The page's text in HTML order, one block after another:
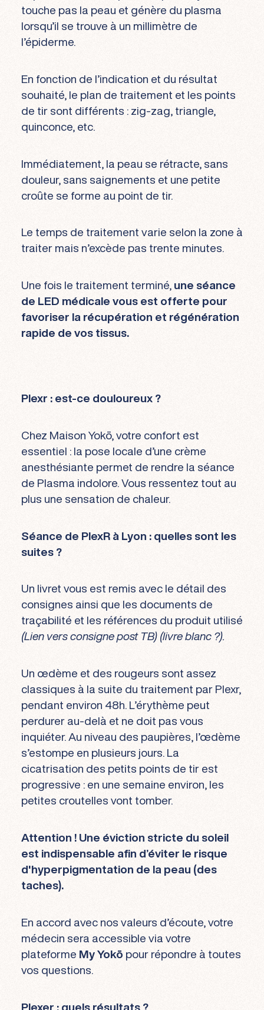
touche pas la peau et génère du plasma
lorsqu’il se trouve à un millimètre de
l’épiderme.
En fonction de l’indication et du résultat
souhaité, le plan de traitement et les points
de tir sont différents : zig-zag, triangle,
quinconce, etc.
Immédiatement, la peau se rétracte, sans
douleur, sans saignements et une petite
croûte se forme au point de tir.
Le temps de traitement varie selon la zone à
traiter mais n’excède pas trente minutes.
Une fois le traitement terminé, une séance
de LED médicale vous est offerte pour
favoriser la récupération et régénération
rapide de vos tissus.
Plexr : est-ce douloureux ?
Chez Maison Yokō, votre confort est
essentiel : la pose locale d’une crème
anesthésiante permet de rendre la séance
de Plasma indolore. Vous ressentez tout au
plus une sensation de chaleur.
Séance de PlexR à Lyon : quelles sont les
suites ?
Un livret vous est remis avec le détail des
consignes ainsi que les documents de
traçabilité et les références du produit utilisé
(Lien vers consigne post TB) (livre blanc ?).
Un œdème et des rougeurs sont assez
classiques à la suite du traitement par Plexr,
pendant environ 48h. L’érythème peut
perdurer au-delà et ne doit pas vous
inquiéter. Au niveau des paupières, l’œdème
s’estompe en plusieurs jours. La
cicatrisation des petits points de tir est
progressive : en une semaine environ, les
petites croutelles vont tomber.
Attention ! Une éviction stricte du soleil
est indispensable afin d’éviter le risque
d'hyperpigmentation de la peau (des
taches).
En accord avec nos valeurs d’écoute, votre
médecin sera accessible via votre
plateforme My Yokō pour répondre à toutes
vos questions.
Plexer : quels résultats ?